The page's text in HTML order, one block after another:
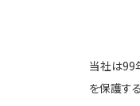
当社は99
を保護す